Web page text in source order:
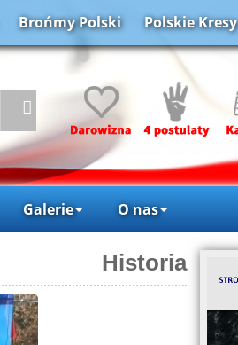
Brońmy Polski Polskie Kresy
Galerie O nas
Historia